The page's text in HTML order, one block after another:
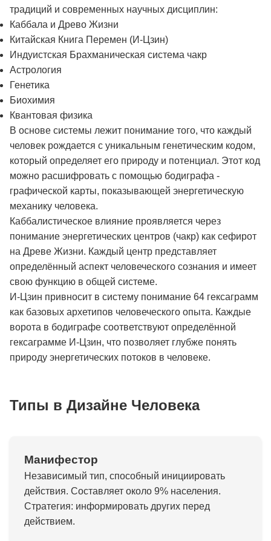
традиций и современных научных дисциплин:
Каббала и Древо Жизни
Китайская Книга Перемен (И-Цзин)
Индуистская Брахманическая система чакр
Астрология
Генетика
Биохимия
Квантовая физика
В основе системы лежит понимание того, что каждый
человек рождается с уникальным генетическим кодом,
который определяет его природу и потенциал. Этот код
можно расшифровать с помощью бодиграфа -
графической карты, показывающей энергетическую
механику человека.
Каббалистическое влияние проявляется через
понимание энергетических центров (чакр) как сефирот
на Древе Жизни. Каждый центр представляет
определённый аспект человеческого сознания и имеет
свою функцию в общей системе.
И-Цзин привносит в систему понимание 64 гексаграмм
как базовых архетипов человеческого опыта. Каждые
ворота в бодиграфе соответствуют определённой
гексаграмме И-Цзин, что позволяет глубже понять
природу энергетических потоков в человеке.
Типы в Дизайне Человека
Манифестор
Независимый тип, способный инициировать
действия. Составляет около 9% населения.
Стратегия: информировать других перед
действием.